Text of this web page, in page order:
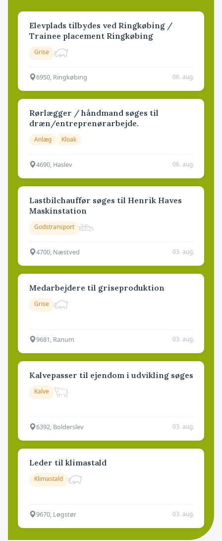
Elevplads tilbydes ved Ringkøbing /
Trainee placement Ringkøbing
Grise
6950, Ringkøbing 06. aug.
Rørlægger / håndmand søges til
dræn/entreprenørarbejde.
Anlæg Kloak
4690, Haslev 06. aug.
Lastbilchauffør søges til Henrik Haves
Maskinstation
Godstransport
4700, Næstved 03. aug.
Medarbejdere til griseproduktion
Grise
9681, Ranum 03. aug.
Kalvepasser til ejendom i udvikling søges
Kalve
6392, Bolderslev 03. aug.
Leder til klimastald
Klimastald
9670, Løgstør 03. aug.